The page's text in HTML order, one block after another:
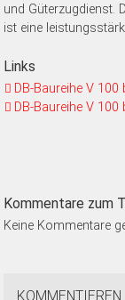
und Güterzugdienst.
ist eine
Links
DB-Baureihe V 100
DB-Baureihe V
Kommentare zum
Keine Kommentare
KOMMENTIEREN